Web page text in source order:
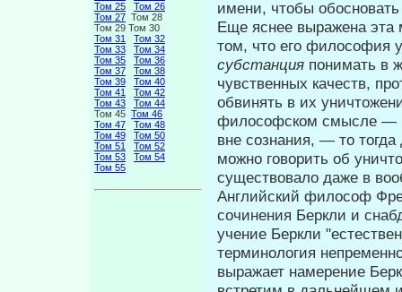
Том 25
Том 26
Том 27 Том 28
Том 29 Том 30
Том 31
Том 32
Том 33
Том 34
Том 35
Том 36
Том 37
Том 38
Том 39
Том 40
Том 41
Том 42
Том 43
Том 44
Том 45 Том 46
Том 47
Том 48
Том 49
Том 50
Том 51
Том 52
Том 53
Том 54
Том 55
имени, чтобы
Еще яснее выражена эта
том, что его философия
субстанция понимать в
чувственных качеств,
обвинять в их
философском смысле —
вне сознания, — то
можно говорить об
существо­вало даже в
Английский философ
сочи­нения Беркли и
учение Берк­ли
терминология
выражает намерение